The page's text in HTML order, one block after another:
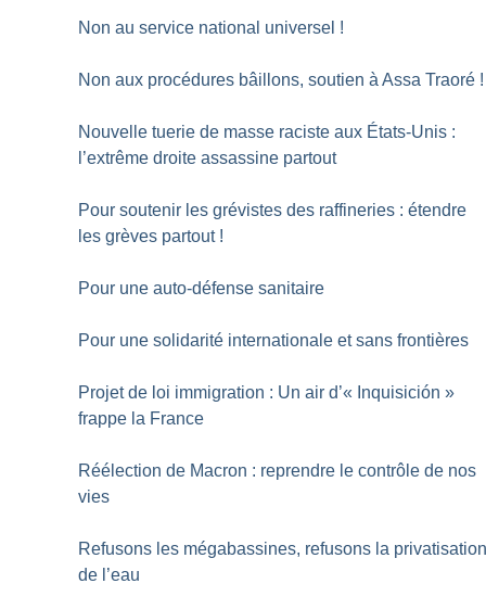
Non au service national universel !
Non aux procédures bâillons, soutien à Assa Traoré !
Nouvelle tuerie de masse raciste aux États-Unis :
l’extrême droite assassine partout
Pour soutenir les grévistes des raffineries : étendre
les grèves partout !
Pour une auto-défense sanitaire
Pour une solidarité internationale et sans frontières
Projet de loi immigration : Un air d’« Inquisición »
frappe la France
Réélection de Macron : reprendre le contrôle de nos
vies
Refusons les mégabassines, refusons la
de l’eau